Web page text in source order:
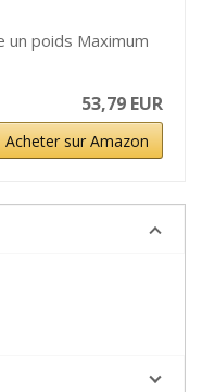
un poids Maximum
53,79 EUR
Acheter sur Amazon